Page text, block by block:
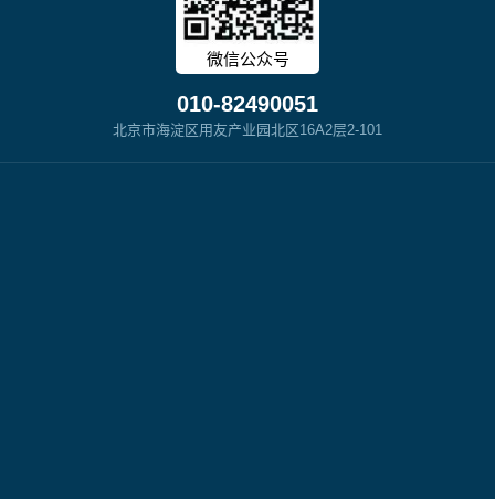
微信公众号
010-82490051
北京市海淀区用友产业园北区16A2层2-101